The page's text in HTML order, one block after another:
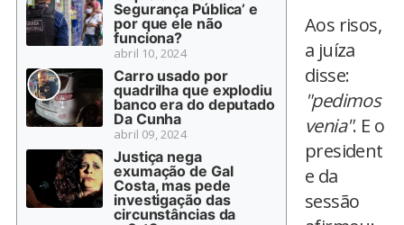
Segurança Pública’ e
por que ele não
funciona?
abril 10, 2024
Carro usado por
quadrilha que explodiu
banco era do deputado
Da Cunha
abril 09, 2024
Justiça nega
exumação de Gal
Costa, mas pede
investigação das
circunstâncias da
Aos risos,
a juíza
disse:
"pedimos
venia". E o
president
e da
sessão